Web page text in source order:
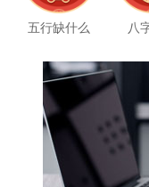
五行缺什么 八